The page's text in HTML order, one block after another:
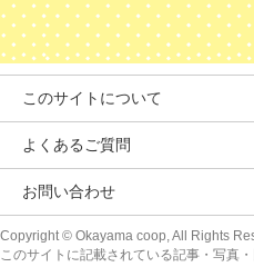
このサイトについて
よくあるご質問
お問い合わせ
Copyright© Okayama coop, All Rights
このサイトに記載されている記事・写真